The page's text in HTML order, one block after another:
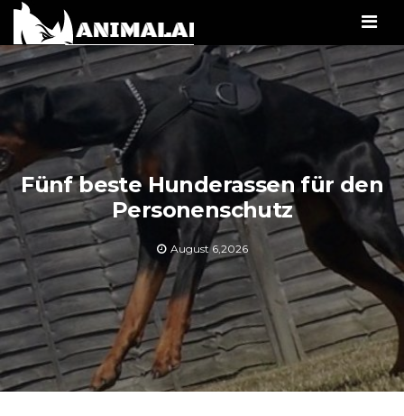
Fünf beste Hunderassen für den
Personenschutz
August 6,2026